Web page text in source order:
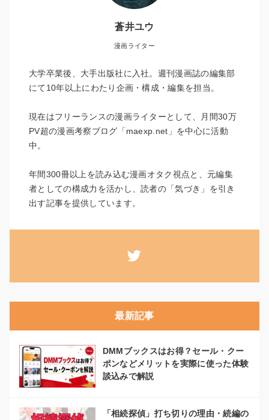
蒼井ユウ
漫画ライター
大学卒業後、大手出版社に入社。週刊漫画誌の編集部
にて10年以上にわたり企画・構成・編集を担当。
現在はフリーランスの漫画ライターとして、月間30万
PV超の漫画考察ブログ「maexp.net」を中心に活動
中。
年間300冊以上を読み込む漫画オタク視点と、元編集
者としての構成力を活かし、読者の「気づき」を引き
出す記事を提供しています。
最新記事
DMMブックスはお得？セール・クー
ポンなどメリットを実際に使った体験
談込みで解説
「相続探偵」打ち切りの理由・続編の